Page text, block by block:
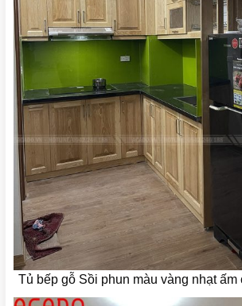
Tủ bếp gỗ Sồi phun màu vàng nhạt ấm